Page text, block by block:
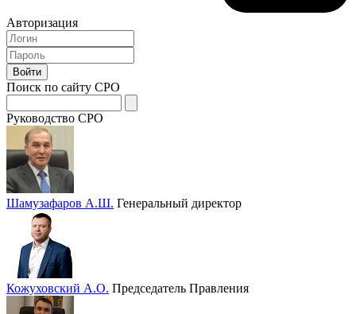
Авторизация
Поиск по сайту СРО
Руководство СРО
Шамузафаров А.Ш. Генеральный директор
Кожуховский А.О. Председатель Правления